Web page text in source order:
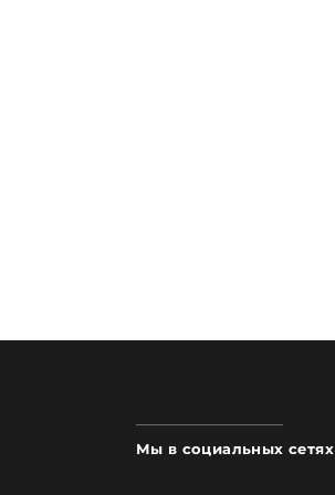
Мы в социальных сетях